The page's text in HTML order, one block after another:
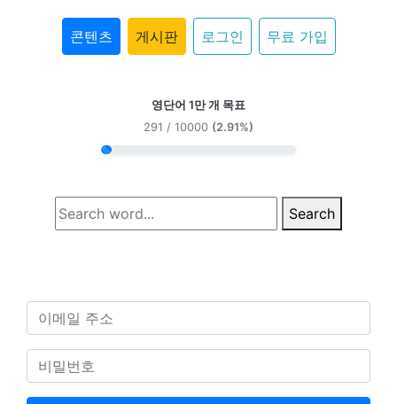
콘텐츠 게시판 로그인 무료 가입
영단어 1만 개 목표
291 / 10000 (2.91%)
Search